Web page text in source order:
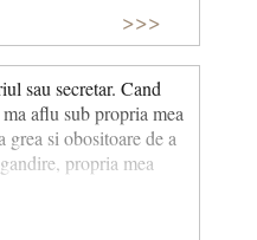
>>>
sau secretar. Cand
aflu sub propria mea
grea si obositoare de a
propria mea